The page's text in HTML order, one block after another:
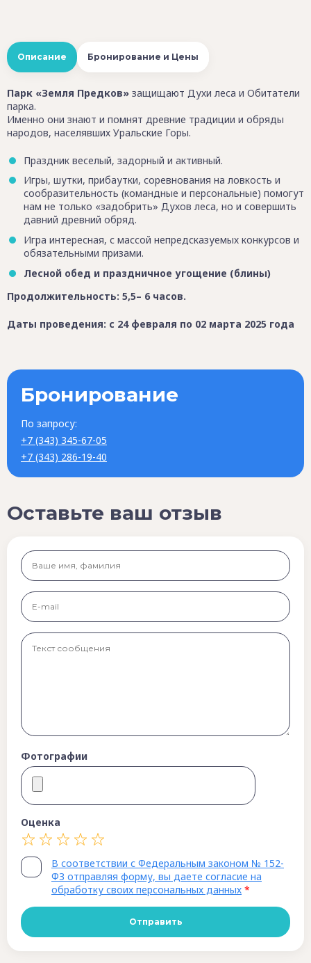
Описание Бронирование и Цены
Парк «Земля Предков» защищают Духи леса и Обитатели
парка.
Именно они знают и помнят древние традиции и обряды
народов, населявших Уральские Горы.
Праздник веселый, задорный и активный.
Игры, шутки, прибаутки, соревнования на ловкость и
сообразительность (командные и персональные) помогут
нам не только «задобрить» Духов леса, но и совершить
давний древний обряд.
Игра интересная, с массой непредсказуемых конкурсов и
обязательными призами.
Лесной обед и праздничное угощение (блины)
Продолжительность: 5,5– 6 часов.
Даты проведения: с 24 февраля по 02 марта 2025 года
Бронирование
По запросу:
+7 (343) 345-67-05
+7 (343) 286-19-40
Оставьте ваш отзыв
Фотографии
Оценка
В соответствии с Федеральным законом № 152-
ФЗ отправляя форму, вы даете согласие на
обработку своих персональных данных *